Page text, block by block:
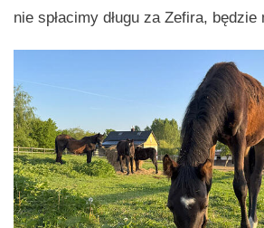
nie spłacimy długu za Zefira, będzie